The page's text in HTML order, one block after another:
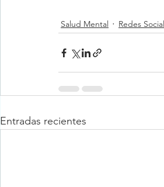
Salud Mental Redes
Entradas recientes